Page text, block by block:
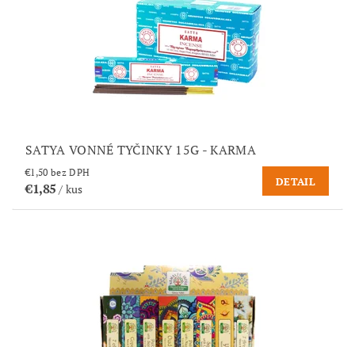
SATYA VONNÉ TYČINKY 15G - KARMA
€1,50 bez DPH
€1,85/ kus
DETAIL